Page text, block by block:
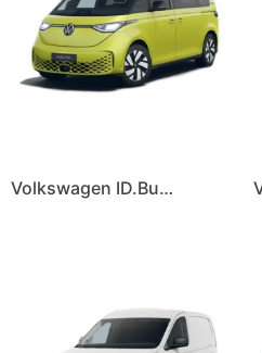
Volkswagen ID.Buzz